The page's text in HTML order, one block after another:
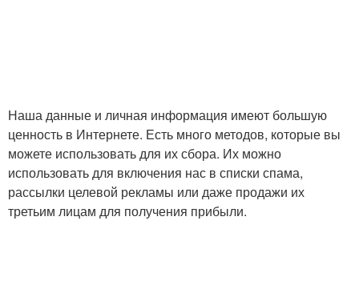
Наша данные и личная информация имеют большую
ценность в Интернете. Есть много методов, которые вы
можете использовать для их сбора. Их можно
использовать для включения нас в списки спама,
рассылки целевой рекламы или даже продажи их
третьим лицам для получения прибыли.